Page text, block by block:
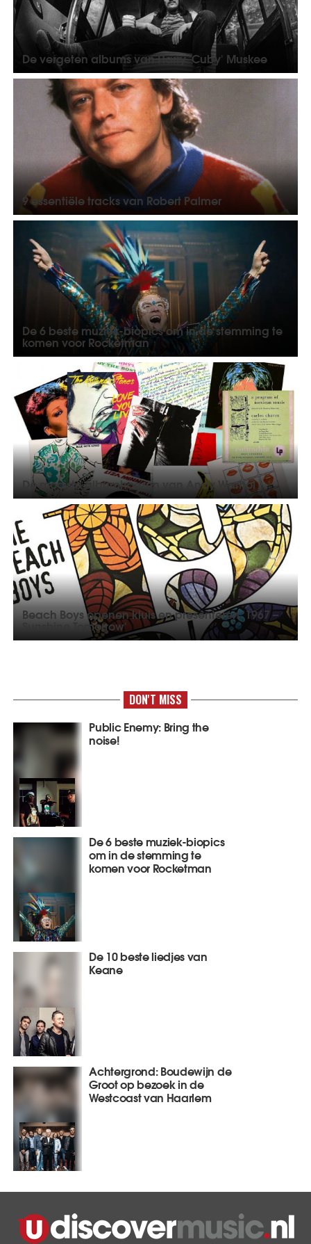
De vergeten albums van Harry 'Cuby' Muskee
9 essentiële tracks van Robert Palmer
De 6 beste muziek-biopics om in de stemming te
komen voor Rocketman
De mooiste albumhoezen van Andy Warhol
Beach Boys openen kluis en presenteren '1967 –
Sunshine Tomorrow'
DON'T MISS
Public Enemy: Bring the
noise!
De 6 beste muziek-biopics
om in de stemming te
komen voor Rocketman
De 10 beste liedjes van
Keane
Achtergrond: Boudewijn de
Groot op bezoek in de
Westcoast van Haarlem